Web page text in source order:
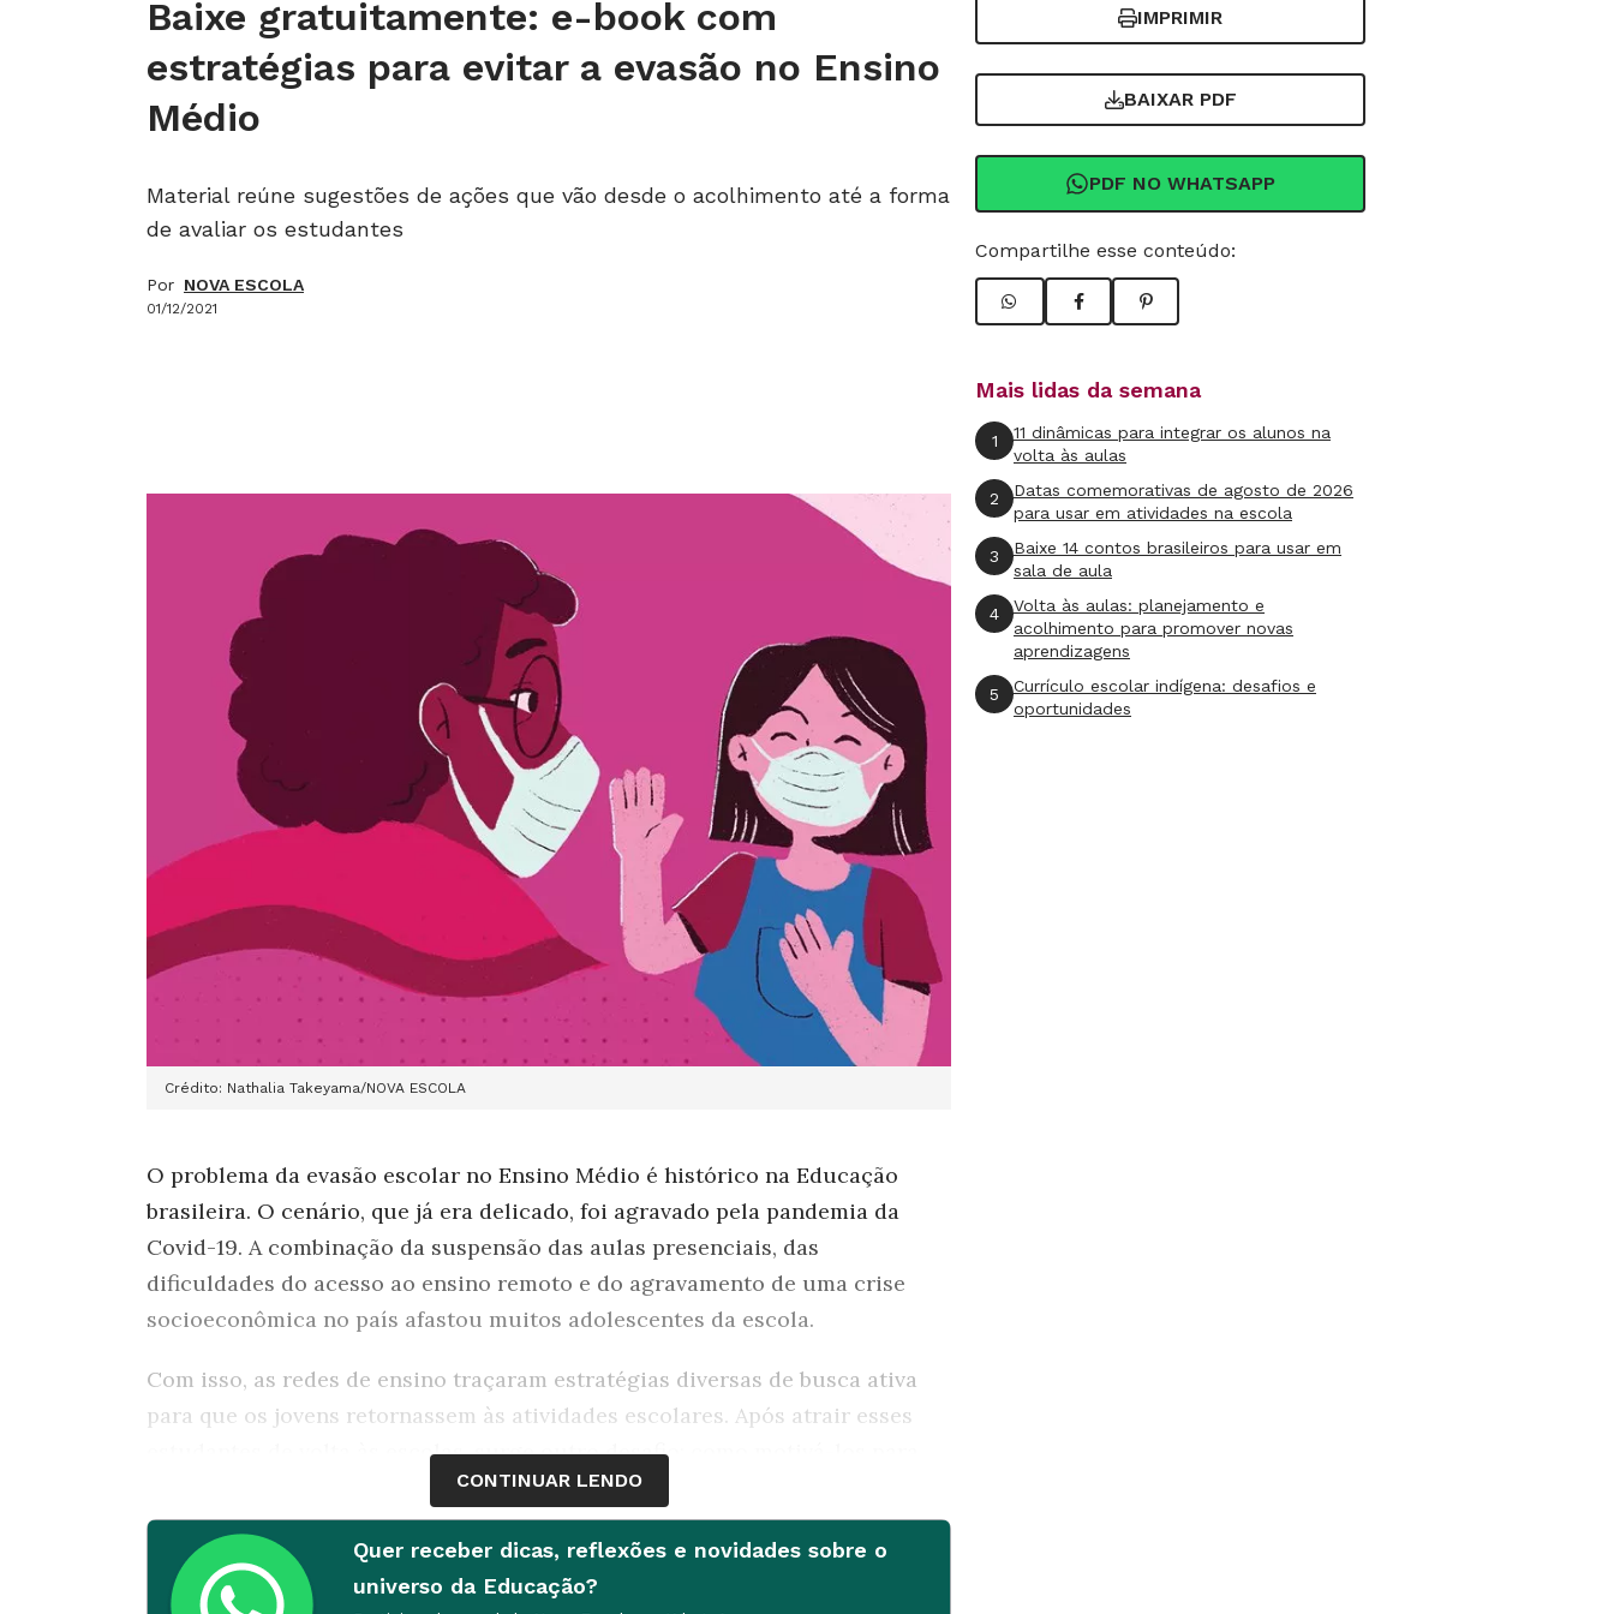
Baixe gratuitamente: e-book com
estratégias para evitar a evasão no Ensino
Médio
Material reúne sugestões de ações que vão desde o acolhimento até a forma
de avaliar os estudantes
Por NOVA ESCOLA
01/12/2021
IMPRIMIR
BAIXAR PDF
PDF NO WHATSAPP
Compartilhe esse conteúdo:
Crédito: Nathalia Takeyama/NOVA ESCOLA
O problema da evasão escolar no Ensino Médio é histórico na Educação
brasileira. O cenário, que já era delicado, foi agravado pela pandemia da
Covid-19. A combinação da suspensão das aulas presenciais, das
dificuldades do acesso ao ensino remoto e do agravamento de uma crise
socioeconômica no país afastou muitos adolescentes da escola.
Com isso, as redes de ensino traçaram estratégias diversas de busca ativa
para que os jovens retornassem às atividades escolares. Após atrair esses
estudantes de volta às escolas, surge outro desafio: como motivá-los para
Para te ajudar, NOVA ESCOLA, em parceria com a Tinker Foundation,
preparou um e-book com sugestões para planejar, em parceria com a
CONTINUAR LENDO
Quer receber dicas, reflexões e novidades sobre o
universo da Educação?
Mais lidas da semana
1
11 dinâmicas para integrar os alunos na
volta às aulas
2
Datas comemorativas de agosto de 2026
para usar em atividades na escola
3
Baixe 14 contos brasileiros para usar em
sala de aula
4
Volta às aulas: planejamento e
acolhimento para promover novas
aprendizagens
5
Currículo escolar indígena: desafios e
oportunidades